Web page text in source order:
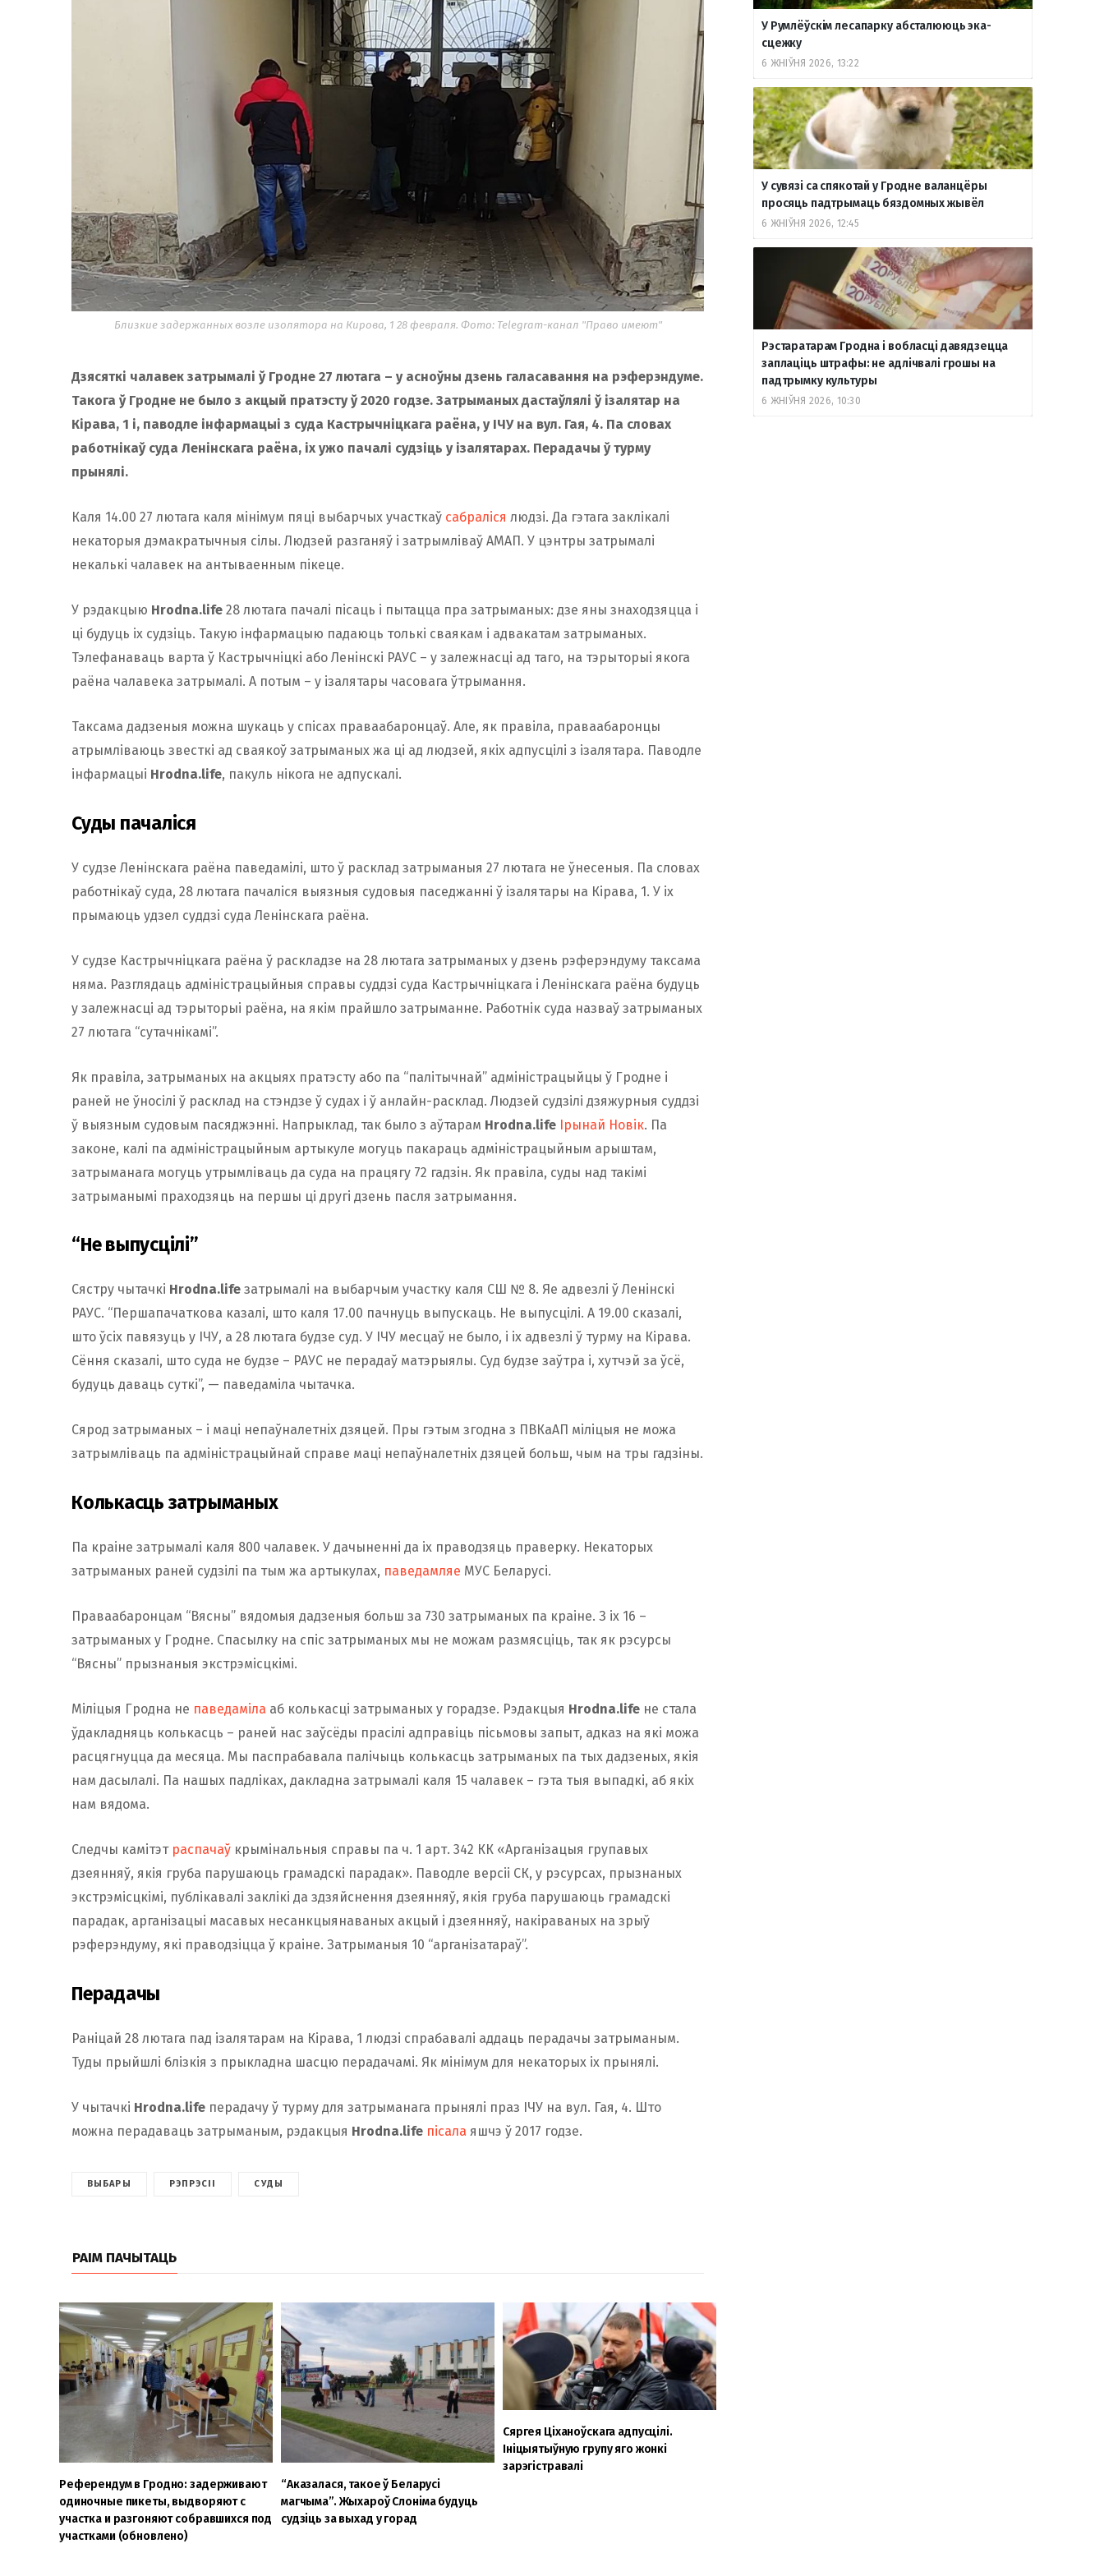
Близкие задержанных возле изолятора на Кирова, 1 28 февраля. Фото: Telegram-канал "Право имеют"
Дзясяткі чалавек затрымалі ў Гродне 27 лютага – у асноўны дзень галасавання на рэферэндуме.
Такога ў Гродне не было з акцый пратэсту ў 2020 годзе. Затрыманых дастаўлялі ў ізалятар на
Кірава, 1 і, паводле інфармацыі з суда Кастрычніцкага раёна, у ІЧУ на вул. Гая, 4. Па словах
работнікаў суда Ленінскага раёна, іх ужо пачалі судзіць у ізалятарах. Перадачы ў турму
прынялі.
Каля 14.00 27 лютага каля мінімум пяці выбарчых участкаў сабраліся людзі. Да гэтага заклікалі
некаторыя дэмакратычныя сілы. Людзей разганяў і затрымліваў АМАП. У цэнтры затрымалі
некалькі чалавек на антываенным пікеце.
У рэдакцыю Hrodna.life 28 лютага пачалі пісаць і пытацца пра затрыманых: дзе яны знаходзяцца і
ці будуць іх судзіць. Такую інфармацыю падаюць толькі сваякам і адвакатам затрыманых.
Тэлефанаваць варта ў Кастрычніцкі або Ленінскі РАУС – у залежнасці ад таго, на тэрыторыі якога
раёна чалавека затрымалі. А потым – у ізалятары часовага ўтрымання.
Таксама дадзеныя можна шукаць у спісах праваабаронцаў. Але, як правіла, праваабаронцы
атрымліваюць звесткі ад сваякоў затрыманых жа ці ад людзей, якіх адпусцілі з ізалятара. Паводле
інфармацыі Hrodna.life, пакуль нікога не адпускалі.
Суды пачаліся
У судзе Ленінскага раёна паведамілі, што ў расклад затрыманыя 27 лютага не ўнесеныя. Па словах
работнікаў суда, 28 лютага пачаліся выязныя судовыя паседжанні ў ізалятары на Кірава, 1. У іх
прымаюць удзел суддзі суда Ленінскага раёна.
У судзе Кастрычніцкага раёна ў раскладзе на 28 лютага затрыманых у дзень рэферэндуму таксама
няма. Разглядаць адміністрацыйныя справы суддзі суда Кастрычніцкага і Ленінскага раёна будуць
у залежнасці ад тэрыторыі раёна, на якім прайшло затрыманне. Работнік суда назваў затрыманых
27 лютага “сутачнікамі”.
Як правіла, затрыманых на акцыях пратэсту або па “палітычнай” адміністрацыйцы ў Гродне і
раней не ўносілі ў расклад на стэндзе ў судах і ў анлайн-расклад. Людзей судзілі дзяжурныя суддзі
ў выязным судовым пасяджэнні. Напрыклад, так было з аўтарам Hrodna.life Ірынай Новік. Па
законе, калі па адміністрацыйным артыкуле могуць пакараць адміністрацыйным арыштам,
затрыманага могуць утрымліваць да суда на працягу 72 гадзін. Як правіла, суды над такімі
затрыманымі праходзяць на першы ці другі дзень пасля затрымання.
“Не выпусцілі”
Сястру чытачкі Hrodna.life затрымалі на выбарчым участку каля СШ № 8. Яе адвезлі ў Ленінскі
РАУС. “Першапачаткова казалі, што каля 17.00 пачнуць выпускаць. Не выпусцілі. А 19.00 сказалі,
што ўсіх павязуць у ІЧУ, а 28 лютага будзе суд. У ІЧУ месцаў не было, і іх адвезлі ў турму на Кірава.
Сёння сказалі, што суда не будзе – РАУС не перадаў матэрыялы. Суд будзе заўтра і, хутчэй за ўсё,
будуць даваць суткі”, — паведаміла чытачка.
Сярод затрыманых – і маці непаўналетніх дзяцей. Пры гэтым згодна з ПВКаАП міліцыя не можа
затрымліваць па адміністрацыйнай справе маці непаўналетніх дзяцей больш, чым на тры гадзіны.
Колькасць затрыманых
Па краіне затрымалі каля 800 чалавек. У дачыненні да іх праводзяць праверку. Некаторых
затрыманых раней судзілі па тым жа артыкулах, паведамляе МУС Беларусі.
Праваабаронцам “Вясны” вядомыя дадзеныя больш за 730 затрыманых па краіне. З іх 16 –
затрыманых у Гродне. Спасылку на спіс затрыманых мы не можам размясціць, так як рэсурсы
“Вясны” прызнаныя экстрэмісцкімі.
Міліцыя Гродна не паведаміла аб колькасці затрыманых у горадзе. Рэдакцыя Hrodna.life не стала
ўдакладняць колькасць – раней нас заўсёды прасілі адправіць пісьмовы запыт, адказ на які можа
расцягнуцца да месяца. Мы паспрабавала палічыць колькасць затрыманых па тых дадзеных, якія
нам дасылалі. Па нашых падліках, дакладна затрымалі каля 15 чалавек – гэта тыя выпадкі, аб якіх
нам вядома.
Следчы камітэт распачаў крымінальныя справы па ч. 1 арт. 342 КК «Арганізацыя групавых
дзеянняў, якія груба парушаюць грамадскі парадак». Паводле версіі СК, у рэсурсах, прызнаных
экстрэмісцкімі, публікавалі заклікі да здзяйснення дзеянняў, якія груба парушаюць грамадскі
парадак, арганізацыі масавых несанкцыянаваных акцый і дзеянняў, накіраваных на зрыў
рэферэндуму, які праводзіцца ў краіне. Затрыманыя 10 “арганізатараў”.
Перадачы
Раніцай 28 лютага пад ізалятарам на Кірава, 1 людзі спрабавалі аддаць перадачы затрыманым.
Туды прыйшлі блізкія з прыкладна шасцю перадачамі. Як мінімум для некаторых іх прынялі.
У чытачкі Hrodna.life перадачу ў турму для затрыманага прынялі праз ІЧУ на вул. Гая, 4. Што
можна перадаваць затрыманым, рэдакцыя Hrodna.life пісала яшчэ ў 2017 годзе.
ВЫБАРЫ РЭПРЭСІІ СУДЫ
РАІМ ПАЧЫТАЦЬ
Референдум в Гродно: задерживают
одиночные пикеты, выдворяют с
участка и разгоняют собравшихся под
участками (обновлено)
“Аказалася, такое ў Беларусі
магчыма”. Жыхароў Слоніма будуць
судзіць за выхад у горад
Сяргея Ціханоўскага адпусцілі.
Ініцыятыўную групу яго жонкі
зарэгістравалі
У Румлёўскім лесапарку абсталююць эка-
сцежку
6 ЖНІЎНЯ 2026, 13:22
У сувязі са спякотай у Гродне валанцёры
просяць падтрымаць бяздомных жывёл
6 ЖНІЎНЯ 2026, 12:45
Рэстаратарам Гродна і вобласці давядзецца
заплаціць штрафы: не адлічвалі грошы на
падтрымку культуры
6 ЖНІЎНЯ 2026, 10:30